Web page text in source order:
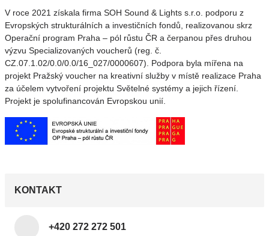
V roce 2021 získala firma SOH Sound & Lights s.r.o. podporu z
Evropských strukturálních a investičních fondů, realizovanou skrz
Operační program Praha – pól růstu ČR a čerpanou přes druhou
výzvu Specializovaných voucherů (reg. č.
CZ.07.1.02/0.0/0.0/16_027/0000607). Podpora byla mířena na
projekt Pražský voucher na kreativní služby v místě realizace Praha
za účelem vytvoření projektu Světelné systémy a jejich řízení.
Projekt je spolufinancován Evropskou unií.
KONTAKT
+420 272 272 501